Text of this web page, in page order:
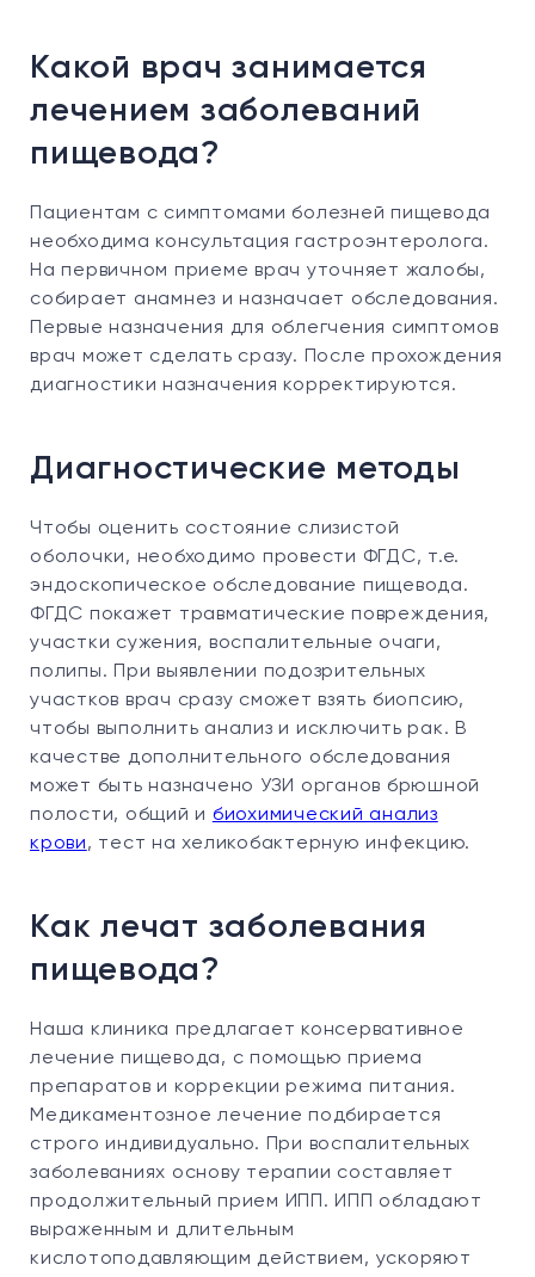
Какой врач занимается
лечением заболеваний
пищевода?
Пациентам с симптомами болезней пищевода
необходима консультация гастроэнтеролога.
На первичном приеме врач уточняет жалобы,
собирает анамнез и назначает обследования.
Первые назначения для облегчения симптомов
врач может сделать сразу. После прохождения
диагностики назначения корректируются.
Диагностические методы
Чтобы оценить состояние слизистой
оболочки, необходимо провести ФГДС, т.е.
эндоскопическое обследование пищевода.
ФГДС покажет травматические повреждения,
участки сужения, воспалительные очаги,
полипы. При выявлении подозрительных
участков врач сразу сможет взять биопсию,
чтобы выполнить анализ и исключить рак. В
качестве дополнительного обследования
может быть назначено УЗИ органов брюшной
полости, общий и биохимический анализ
крови, тест на хеликобактерную инфекцию.
Как лечат заболевания
пищевода?
Наша клиника предлагает консервативное
лечение пищевода, с помощью приема
препаратов и коррекции режима питания.
Медикаментозное лечение подбирается
строго индивидуально. При воспалительных
заболеваниях основу терапии составляет
продолжительный прием ИПП. ИПП обладают
выраженным и длительным
кислотоподавляющим действием, ускоряют